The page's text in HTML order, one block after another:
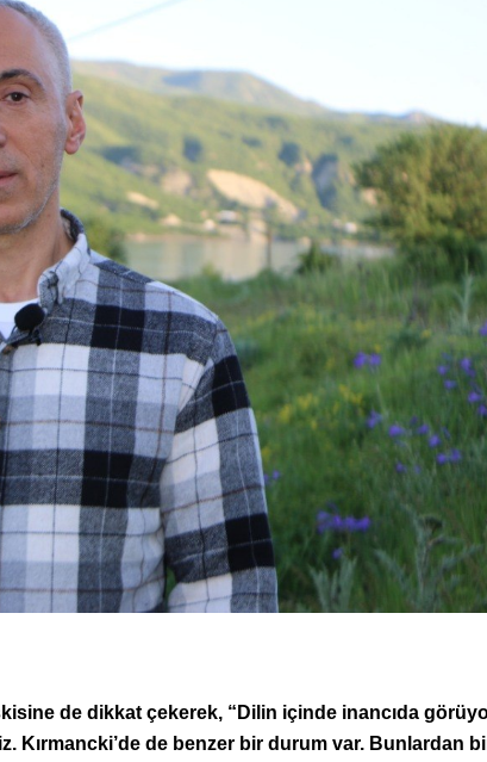
de dikkat çekerek, “Dilin içinde inancıda
Kırmancki’de de benzer bir durum var. Bunlardan